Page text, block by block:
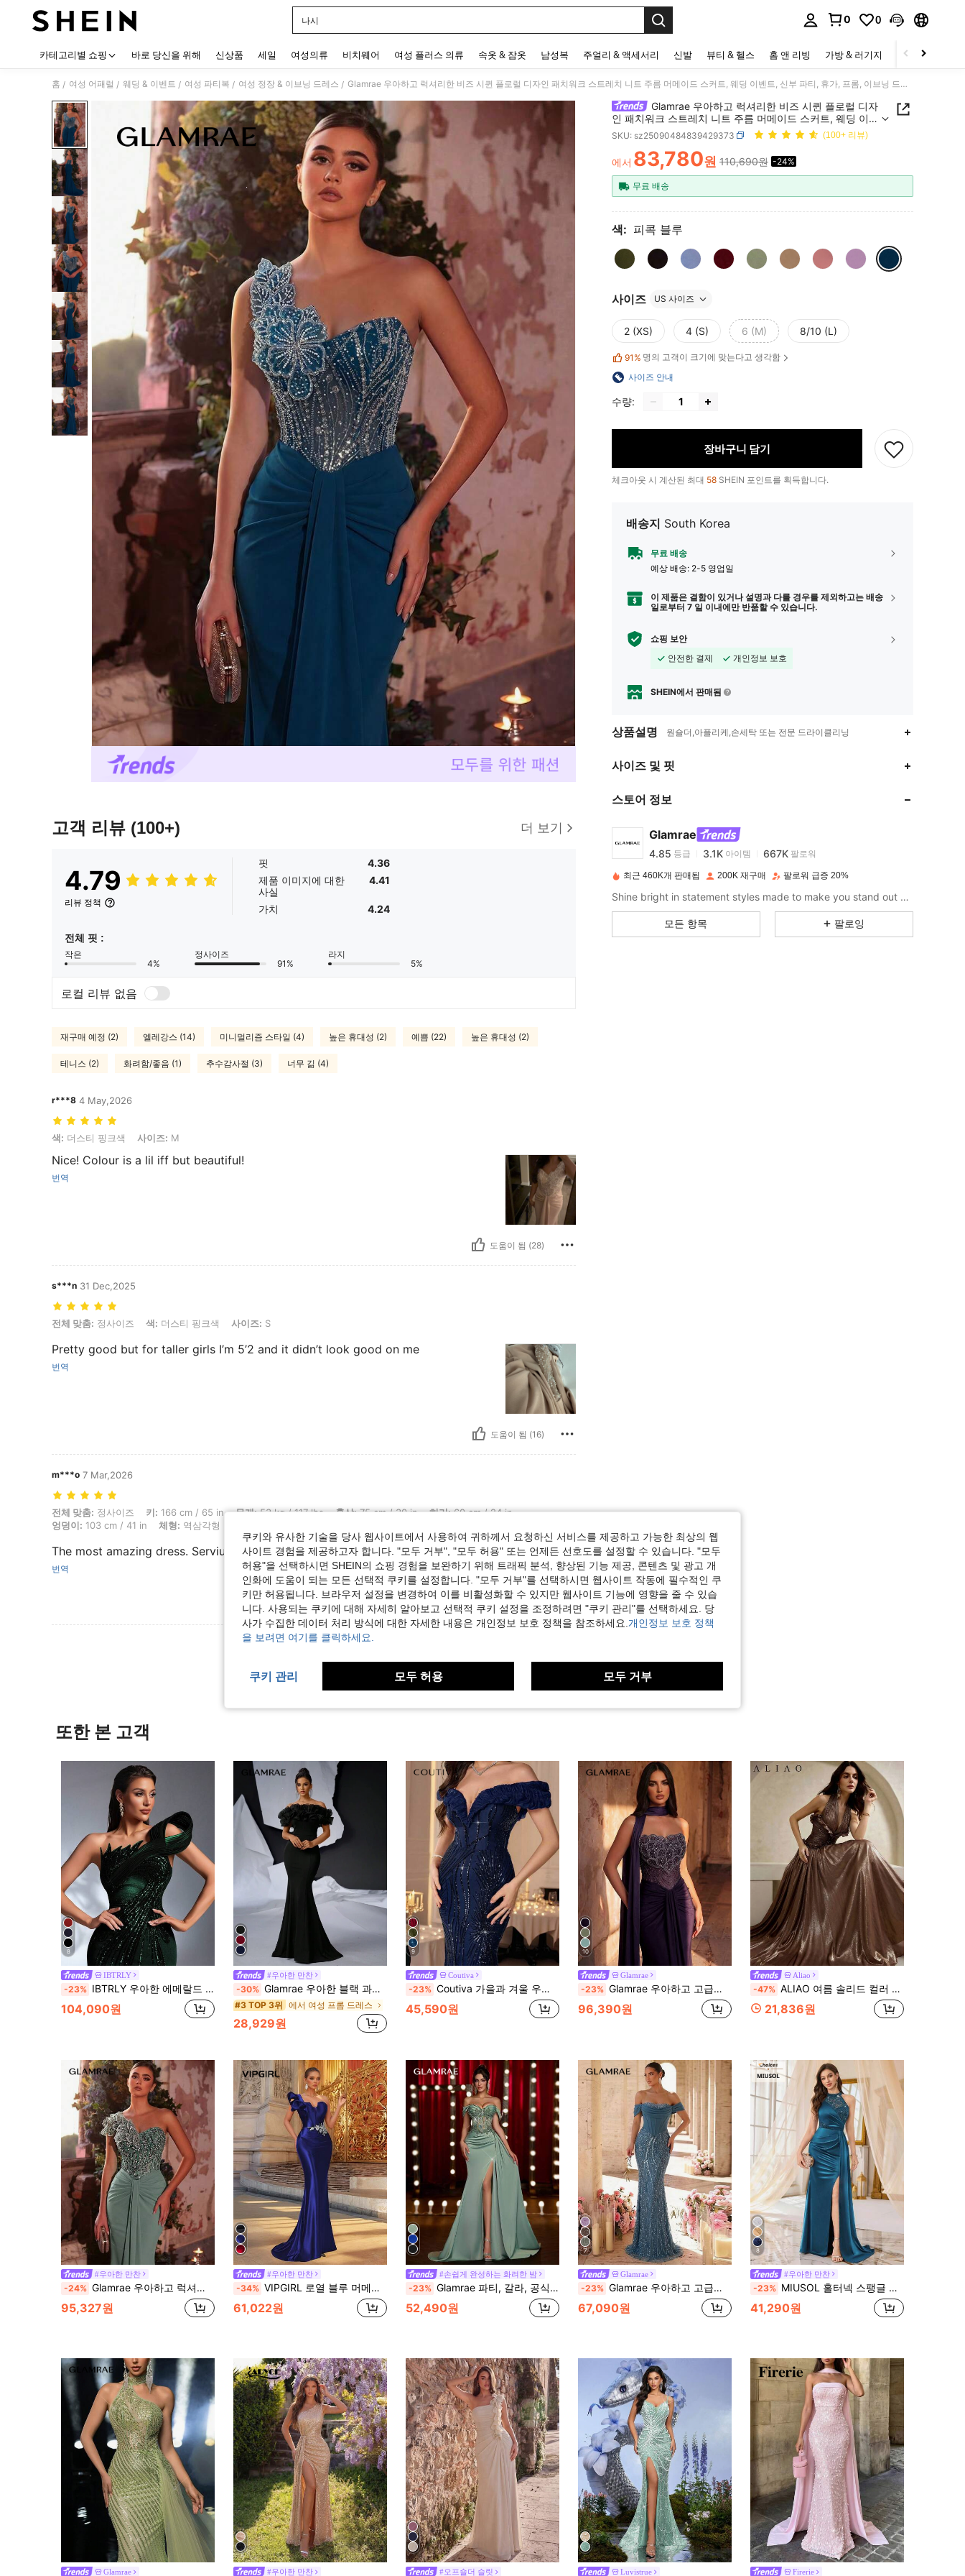
나시
0 0
카테고리별 쇼핑 바로 당신을 위해 신상품 세일 여성의류 비치웨어 여성 플러스 의류 속옷 & 잠옷 남성복 주얼리 & 액세서리 신발 뷰티 & 헬스 홈 앤 리빙 가방 & 러기지 스포츠 & 아웃
홈 / 여성 어패럴 / 웨딩 & 이벤트 / 여성 파티복 / 여성 정장 & 이브닝 드레스 / Glamrae 우아하고 럭셔리한 비즈 시퀸 플로럴 디자인 패치워크 스트레치 니트 주름 머메이드 스커트, 웨딩 이벤트, 신부 파티, 휴가, 프롬, 이브닝 드레스에 적합 (정교한 수작업 스타일)
고객 리뷰 (100+) 더 보기
4.79
리뷰 정책
핏
4.36
제품 이미지에 대한
사실
4.41
가치 4.24
전체 핏 :
작은
4%
정사이즈
91%
라지
5%
로컬 리뷰 없음
재구매 예정 (2) 엘레강스 (14) 미니멀리즘 스타일 (4) 높은 휴대성 (2) 예쁨 (22) 높은 휴대성 (2)
테니스 (2) 화려함/좋음 (1) 추수감사절 (3) 너무 긺 (4)
r***8 4 May,2026
색: 더스티 핑크색, 사이즈: M
색: 더스티 핑크색 사이즈: M
Nice! Colour is a lil iff but beautiful!
번역
도움이 됨 (28)
s***n 31 Dec,2025
전체 맞춤: 정사이즈, 색: 더스티 핑크색, 사이즈: S
전체 맞춤: 정사이즈 색: 더스티 핑크색 사이즈: S
Pretty good but for taller girls I’m 5’2 and it didn’t look good on me
번역
도움이 됨 (16)
m***o 7 Mar,2026
전체 맞춤: 정사이즈, 키: 166 cm / 65 in, 무게: 53 kg / 117 lbs, 흉상: 75 cm / 30 in, 허리: 60 cm / 24 in, 엉덩이: 103 cm / 41 in, 체형: 역삼각형, 색: 더스티 핑크색, 사이즈: XS
전체 맞춤: 정사이즈 키: 166 cm / 65 in 무게:53 kg / 117 lbs 흉상:75 cm / 30 in 허리:60 cm / 24 in
엉덩이: 103 cm / 41 in 체형: 역삼각형
The most amazing dress. Serviu muito bem. Ficou maravilhoso
번역
도움이 됨 (8)
리뷰 더 보기
Glamrae 우아하고 럭셔리한 비즈 시퀸 플로럴 디자
인 패치워크 스트레치 니트 주름 머메이드 스커트, 웨딩 이벤
트, 신부 파티, 휴가, 프롬, 이브닝 드레스에 적합 (정교한 수
작업 스타일)
SKU: sz25090484839429373 (100+ 리뷰)
PRICE AND AVAILABILITY
에서 83,780원 110,690원 -24%
무료 배송
색: 피콕 블루
사이즈 US 사이즈
2 (XS) 4 (S) 6 (M) 8/10 (L)
91% 명의 고객이 크기에 맞는다고 생각함
사이즈 안내
수량:
장바구니 담기
체크아웃 시 계산된 최대 58 SHEIN 포인트를 획득합니다.
배송지 South Korea
무료 배송
예상 배송: 2-5 영업일
이 제품은 결함이 있거나 설명과 다를 경우를 제외하고는 배송
일로부터 7 일 이내에만 반품할 수 있습니다.
쇼핑 보안
안전한 결제
개인정보 보호
SHEIN에서 판매됨
상품설명 원숄더,아플리케,손세탁 또는 전문 드라이클리닝
사이즈 및 핏
스토어 정보
Glamrae
4.85
4.85
3.1K아이템
t***r 이(가) 하루 전에지불됨
4.85 3.1K
최근 460K개 판매됨 200K 재구매 팔로워 급증 20%
Shine bright in statement styles made to make you stand out at every occasion.
모든 항목 팔로잉
또한 본 고객
8
IBTRLY
-23% IBTRLY 우아한 에메랄드 탄성 원단 비즈 & 스팽글 장식 슬릿 포멀 가운 가을
104,090원
#우아한 만찬
-30% Glamrae 우아한 블랙 과장된 메시 3D 플로럴 오프숄더 바닥 길이 인어 니트 바디콘 포멀 드레스 (두꺼운) 프롬 세미 포멀 웨딩 게스트 드레스, 생일, 졸업, 홈커밍 파티 드레스
#3 TOP 3위 에서 여성 프롬 드레스
28,929원
9
Coutiva
-23% Coutiva 가을과 겨울 우아한 스팽글 포지셔닝 스플라이싱 섹시한 원 숄더 러플 헴 슬림 인어 스커트 정장 이브닝 드레스, 파티복, 결혼식 하객, 졸업식에 적합
45,590원
10
Glamrae
-23% Glamrae 우아하고 고급스러운 비즈 버블 플로럴 스팽글 패치워크 엘라스틱 니트 수영복 원단 러쉬드 머메이드 스커트 웨딩 행사, 신부 파티, 휴가, 댄스 파티, 이브닝 갈라 드레스에 적합 (정교한 장인 정신 스타일)
96,390원
Aliao
-47% ALIAO 여름 솔리드 컬러 홀터넥 바디콘 드레스, 우아한 여성 데일리웨어, 출퇴근 및 데이트 아웃핏
21,836원
#우아한 만찬
-24% Glamrae 우아하고 럭셔리한 비즈, 스팽글 & 자수 플로럴 디자인 섹시 원숄더 러치드 머메이드 헴 스트레치 니트 드레스, 결혼식, 파티, 휴일, 공식 행사에 적합
95,327원
#우아한 만찬
-34% VIPGIRL 로열 블루 머메이드 원숄더 포멀 드레스, 플로럴 러플 트림과 허리 포인트 장식, 우아한 하이 슬릿 이브닝 가운 웨딩 파티 가을
61,022원
#손쉽게 완성하는 화려한 밤
-23% Glamrae 파티, 갈라, 공식 행사, 발렌타인데이에 적합한 드레이프 밑단이 있는 우아하고 고급스러운 그린 레이스 스팽글 패치워크 새틴 수제 아플리케 섹시 슬릿 인어 라인 이브닝 정장 드레스
52,490원
7
Glamrae
-23% Glamrae 우아하고 고급스러운 비즈 시퀸 자수 레이스 버블 비즈 패치워크 탄성 니트 러쉬드 머메이드 스커트 퍼프 소매, 웨딩 행사, 신부 파티, 휴가, 무도회, 이브닝 드레스에 적합 (정교한 장인 정신 스타일)
67,090원
8
#우아한 만찬
-23% MIUSOL 홀터넥 스팽글 플로럴 레이스 패치워크 새틴 드레이프 사이드 슬릿 허벅지 높이 이브닝 파티 맥시 드레스, 우아한 여성 파티 가운 웨딩 가을
41,290원
Glamrae #우아한 만찬 #오프숄더 슬릿 Luvistrue Firerie
쿠키와 유사한 기술을 당사 웹사이트에서 사용하여 귀하께서 요청하신 서비스를 제공하고 가능한 최상의 웹
사이트 경험을 제공하고자 합니다. "모두 거부", "모두 허용" 또는 언제든 선호도를 설정할 수 있습니다. "모두
허용"을 선택하시면 SHEIN의 쇼핑 경험을 보완하기 위해 트래픽 분석, 향상된 기능 제공, 콘텐츠 및 광고 개
인화에 도움이 되는 모든 선택적 쿠키를 설정합니다. "모두 거부"를 선택하시면 웹사이트 작동에 필수적인 쿠
키만 허용됩니다. 브라우저 설정을 변경하여 이를 비활성화할 수 있지만 웹사이트 기능에 영향을 줄 수 있습
니다. 사용되는 쿠키에 대해 자세히 알아보고 선택적 쿠키 설정을 조정하려면 "쿠키 관리"를 선택하세요. 당
사가 수집한 데이터 처리 방식에 대한 자세한 내용은 개인정보 보호 정책을 참조하세요. 개인정보 보호 정책
을 보려면 여기를 클릭하세요.
쿠키 관리 모두 허용 모두 거부